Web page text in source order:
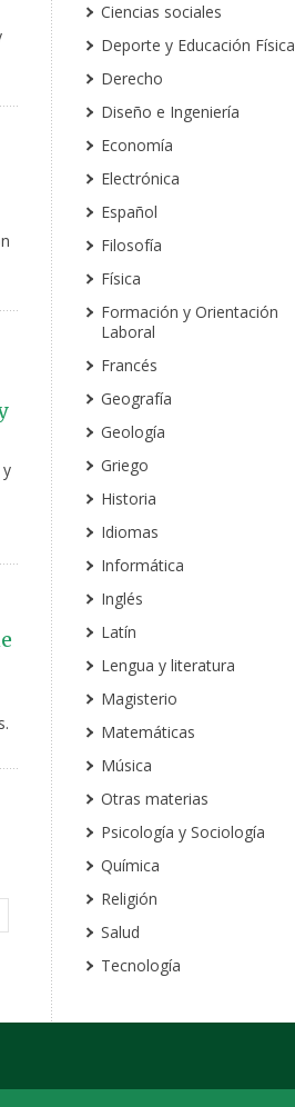
Ciencias sociales
Deporte y Educación Física
Derecho
Diseño e Ingeniería
Economía
Electrónica
Español
Filosofía
Física
Formación y Orientación
Laboral
Francés
Geografía
Geología
Griego
Historia
Idiomas
Informática
Inglés
Latín
Lengua y literatura
Magisterio
Matemáticas
Música
Otras materias
Psicología y Sociología
Química
Religión
Salud
Tecnología